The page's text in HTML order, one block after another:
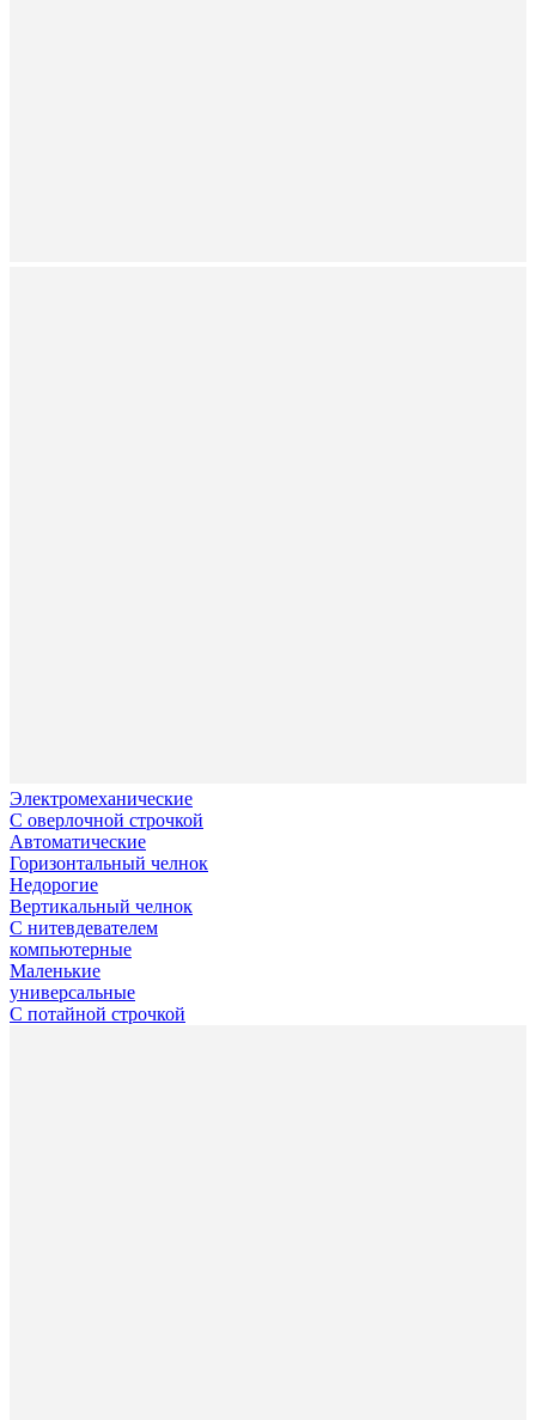
Электромеханические
С оверлочной строчкой
Автоматические
Горизонтальный челнок
Недорогие
Вертикальный челнок
С нитевдевателем
компьютерные
Маленькие
универсальные
С потайной строчкой